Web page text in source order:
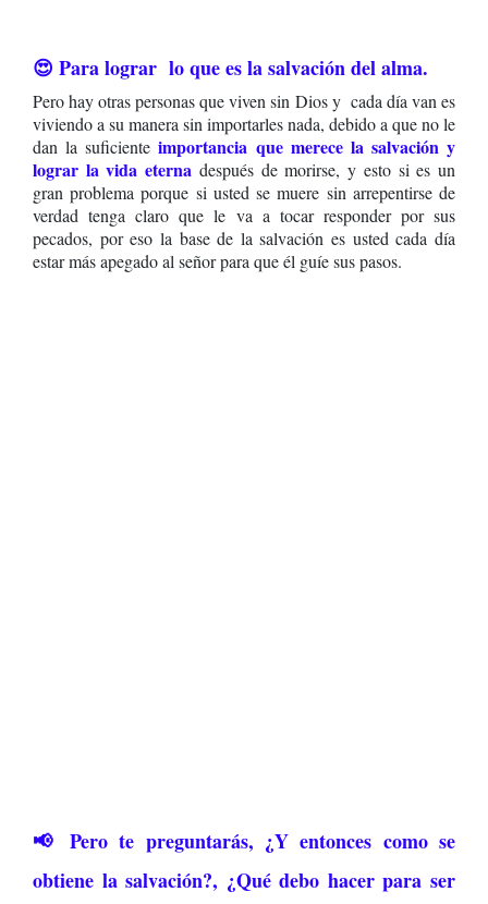
😍 Para lograr lo que es la salvación del alma.
Pero hay otras personas que viven sin Dios y cada día van es
viviendo a su manera sin importarles nada, debido a que no le
dan la suficienteimportancia que merece la salvación y
lograr la vida eterna después de morirse, y esto si es un
gran problema porque si usted se muere sin arrepentirse de
verdad tenga claro que le va a tocar responder por sus
pecados, por eso la base de la salvación es usted cada día
estar más apegado al señor para que él guíe sus pasos.
📢 Pero te preguntarás, ¿Y entonces como se
obtiene la salvación?, ¿Qué debo hacer para ser